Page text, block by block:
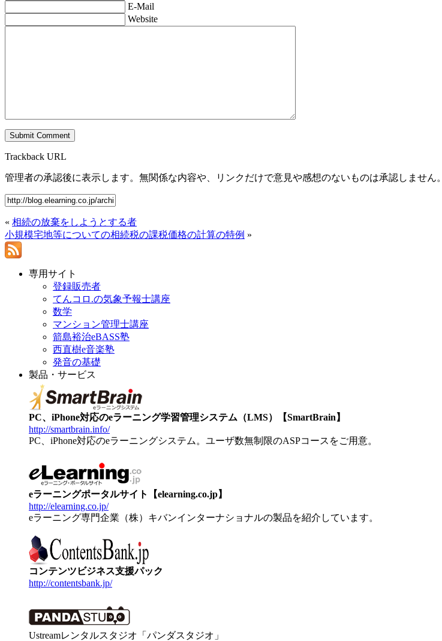
E-Mail
Website
Trackback URL
管理者の承認後に表示します。無関係な内容や、リンクだけで意見や感想のないものは承認しません。
« 相続の放棄をしようとする者
小規模宅地等についての相続税の課税価格の計算の特例 »
専用サイト
登録販売者
てんコロ.の気象予報士講座
数学
マンション管理士講座
箭島裕治eBASS塾
西直樹e音楽塾
発音の基礎
製品・サービス
PC、iPhone対応のeラーニング学習管理システム（LMS）【SmartBrain】
http://smartbrain.info/
PC、iPhone対応のeラーニングシステム。ユーザ数無制限のASPコースをご用意。
eラーニングポータルサイト【elearning.co.jp】
http://elearning.co.jp/
eラーニング専門企業（株）キバンインターナショナルの製品を紹介しています。
コンテンツビジネス支援パック
http://contentsbank.jp/
Ustreamレンタルスタジオ「パンダスタジオ」